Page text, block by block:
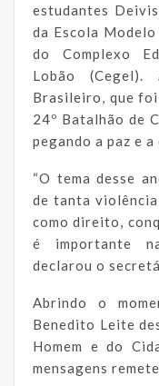
estudantes
da Escola
do Complexo
Lobão
Brasileiro, que
24º Batalhão de
pegando a paz e
“O tema desse
de tanta violência
como direito,
é importante
declarou o
Abrindo o
Benedito Leite
Homem e do
mensagens